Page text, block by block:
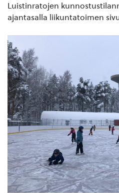
Luistinratojen
ajantasalla liikuntatoimen